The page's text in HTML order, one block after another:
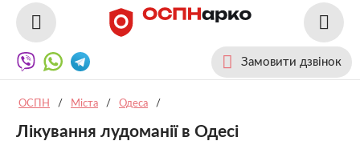
Замовити дзвінок
ОСПН / Міста / Одеса /
Лікування лудоманії в Одесі